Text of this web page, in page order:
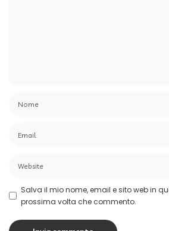
Salva il mio nome, email e sito web in
prossima volta che commento.